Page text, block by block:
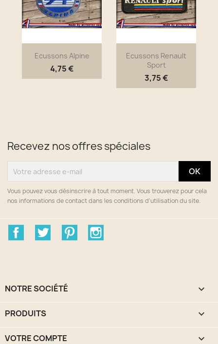
Ecussons Alpine
4,75 €
Ecussons Renault
Sport
3,75 €
Recevez nos offres spéciales
Vous pouvez vous désinscrire à tout moment. Vous trouverez pour cela
nos informations de contact dans les conditions d'utilisation du site.
FacebookTwitter Pinterest
NOTRE SOCIÉTÉ 
PRODUITS 
VOTRE COMPTE 